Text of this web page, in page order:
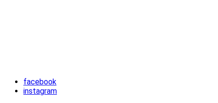
facebook
instagram